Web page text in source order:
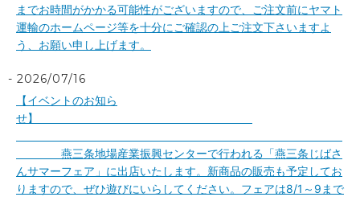
までお時間がかかる可能性がございますので、ご注文前にヤマト
運輸のホームページ等を十分にご確認の上ご注文下さいますよ
う、お願い申し上げます。
2026/07/16
【イベントのお知ら
せ】
燕三条地場産業振興センターで行われる「燕三条じばさ
んサマーフェア」に出店いたします。新商品の販売も予定してお
りますので、ぜひ遊びにいらしてください。フェアは8/1～9まで